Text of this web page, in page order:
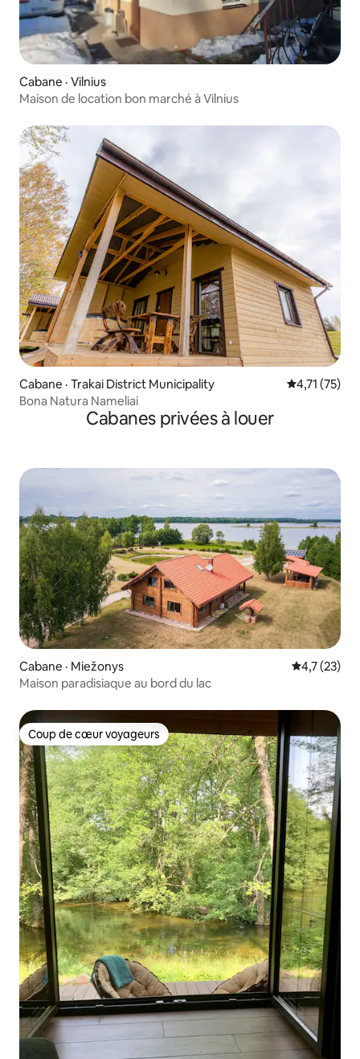
Cabane · Vilnius
Maison de location bon marché à Vilnius
Cabane · Trakai District Municipality Note
4,71 (75)
Bona Natura Nameliai
Cabanes privées à louer
Cabane · Miežonys Note
4,7 (23)
Maison paradisiaque au bord du lac
Coup de cœur voyageurs
Coup de cœur voyageurs